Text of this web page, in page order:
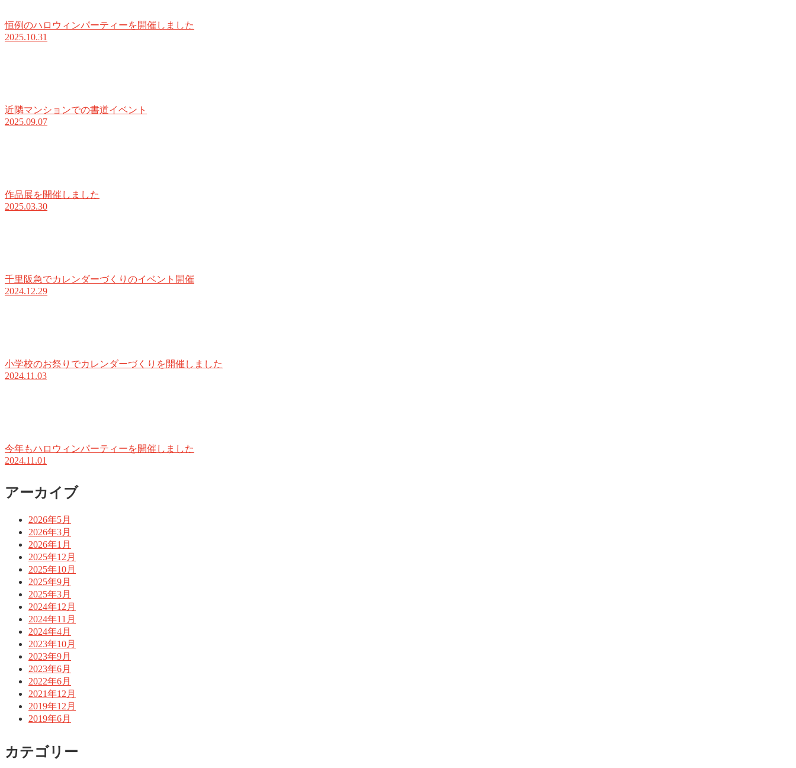
恒例のハロウィンパーティーを開催しました
2025.10.31
近隣マンションでの書道イベント
2025.09.07
作品展を開催しました
2025.03.30
千里阪急でカレンダーづくりのイベント開催
2024.12.29
小学校のお祭りでカレンダーづくりを開催しました
2024.11.03
今年もハロウィンパーティーを開催しました
2024.11.01
アーカイブ
2026年5月
2026年3月
2026年1月
2025年12月
2025年10月
2025年9月
2025年3月
2024年12月
2024年11月
2024年4月
2023年10月
2023年9月
2023年6月
2022年6月
2021年12月
2019年12月
2019年6月
カテゴリー